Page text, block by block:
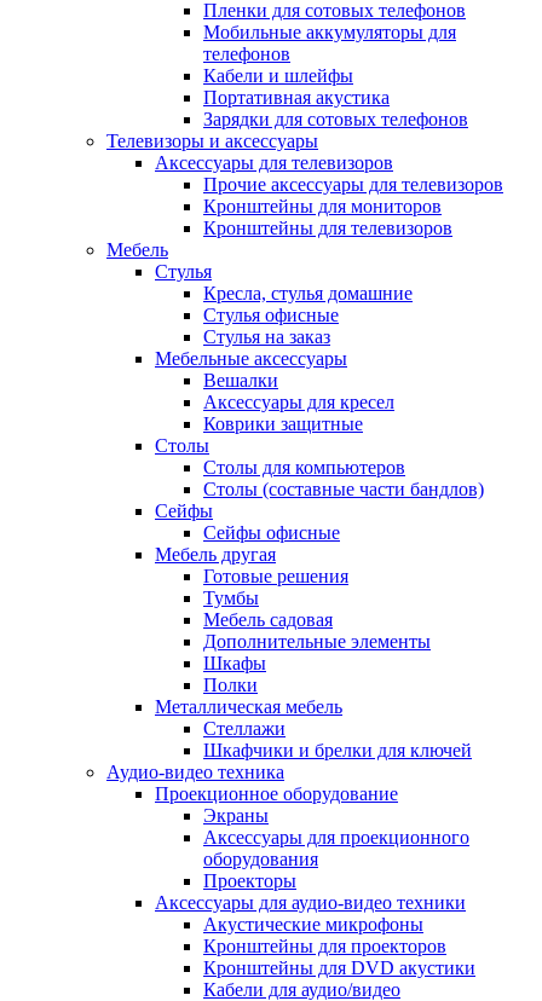
Пленки для сотовых телефонов
Мобильные аккумуляторы для
телефонов
Кабели и шлейфы
Портативная акустика
Зарядки для сотовых телефонов
Телевизоры и аксессуары
Аксессуары для телевизоров
Прочие аксессуары для телевизоров
Кронштейны для мониторов
Кронштейны для телевизоров
Мебель
Стулья
Кресла, стулья домашние
Стулья офисные
Стулья на заказ
Мебельные аксессуары
Вешалки
Аксессуары для кресел
Коврики защитные
Столы
Столы для компьютеров
Столы (составные части бандлов)
Сейфы
Сейфы офисные
Мебель другая
Готовые решения
Тумбы
Мебель садовая
Дополнительные элементы
Шкафы
Полки
Металлическая мебель
Стеллажи
Шкафчики и брелки для ключей
Аудио-видео техника
Проекционное оборудование
Экраны
Аксессуары для проекционного
оборудования
Проекторы
Аксессуары для аудио-видео техники
Акустические микрофоны
Кронштейны для проекторов
Кронштейны для DVD акустики
Кабели для аудио/видео